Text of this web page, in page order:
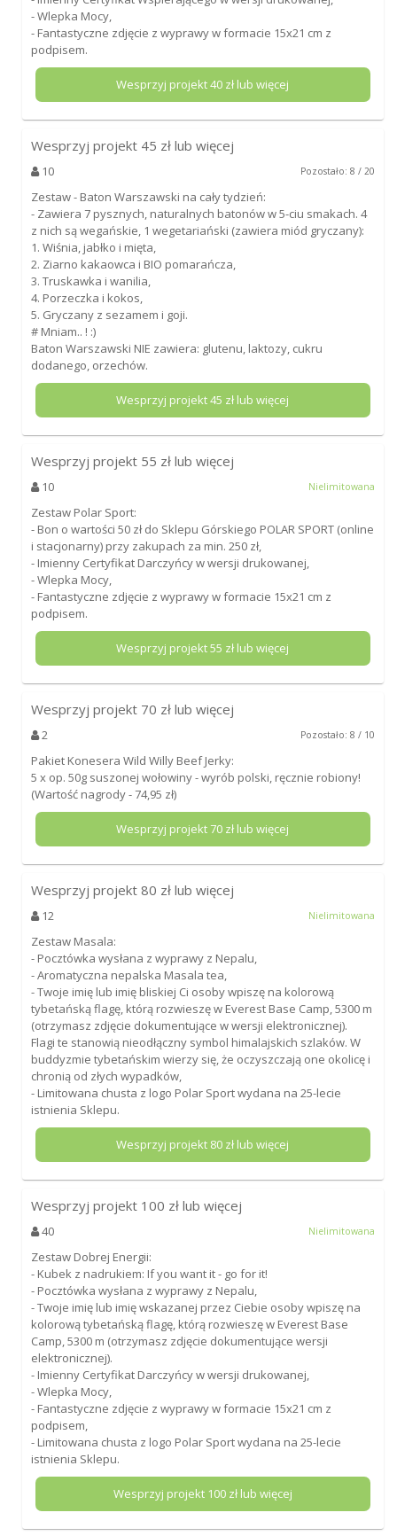
- Wlepka Mocy,
- Fantastyczne zdjęcie z wyprawy w formacie 15x21 cm z
podpisem.
Wesprzyj projekt40 zł lub więcej
Wesprzyj projekt 45 zł lub więcej
10 Pozostało: 8 / 20
Zestaw - Baton Warszawski na cały tydzień:
- Zawiera 7 pysznych, naturalnych batonów w 5-ciu smakach. 4
z nich są wegańskie, 1 wegetariański (zawiera miód gryczany):
1. Wiśnia, jabłko i mięta,
2. Ziarno kakaowca i BIO pomarańcza,
3. Truskawka i wanilia,
4. Porzeczka i kokos,
5. Gryczany z sezamem i goji.
# Mniam.. ! :)
Baton Warszawski NIE zawiera: glutenu, laktozy, cukru
dodanego, orzechów.
Wesprzyj projekt45 zł lub więcej
Wesprzyj projekt 55 zł lub więcej
10 Nielimitowana
Zestaw Polar Sport:
- Bon o wartości 50 zł do Sklepu Górskiego POLAR SPORT (online
i stacjonarny) przy zakupach za min. 250 zł,
- Imienny Certyfikat Darczyńcy w wersji drukowanej,
- Wlepka Mocy,
- Fantastyczne zdjęcie z wyprawy w formacie 15x21 cm z
podpisem.
Wesprzyj projekt55 zł lub więcej
Wesprzyj projekt 70 zł lub więcej
2 Pozostało: 8 / 10
Pakiet Konesera Wild Willy Beef Jerky:
5 x op. 50g suszonej wołowiny - wyrób polski, ręcznie robiony!
(Wartość nagrody - 74,95 zł)
Wesprzyj projekt70 zł lub więcej
Wesprzyj projekt 80 zł lub więcej
12 Nielimitowana
Zestaw Masala:
- Pocztówka wysłana z wyprawy z Nepalu,
- Aromatyczna nepalska Masala tea,
- Twoje imię lub imię bliskiej Ci osoby wpiszę na kolorową
tybetańską flagę, którą rozwieszę w Everest Base Camp, 5300 m
(otrzymasz zdjęcie dokumentujące w wersji elektronicznej).
Flagi te stanowią nieodłączny symbol himalajskich szlaków. W
buddyzmie tybetańskim wierzy się, że oczyszczają one okolicę i
chronią od złych wypadków,
- Limitowana chusta z logo Polar Sport wydana na 25-lecie
istnienia Sklepu.
Wesprzyj projekt 80 zł lub więcej
Wesprzyj projekt 100 zł lub więcej
40 Nielimitowana
Zestaw Dobrej Energii:
- Kubek z nadrukiem: If you want it - go for it!
- Pocztówka wysłana z wyprawy z Nepalu,
- Twoje imię lub imię wskazanej przez Ciebie osoby wpiszę na
kolorową tybetańską flagę, którą rozwieszę w Everest Base
Camp, 5300 m (otrzymasz zdjęcie dokumentujące wersji
elektronicznej).
- Imienny Certyfikat Darczyńcy w wersji drukowanej,
- Wlepka Mocy,
- Fantastyczne zdjęcie z wyprawy w formacie 15x21 cm z
podpisem,
- Limitowana chusta z logo Polar Sport wydana na 25-lecie
istnienia Sklepu.
Wesprzyj projekt 100zł lub więcej